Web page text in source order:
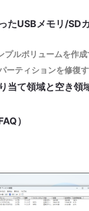
たUSBメモリ/SD
プルボリュームを作成
ーティションを修復
当て領域と空き領
）